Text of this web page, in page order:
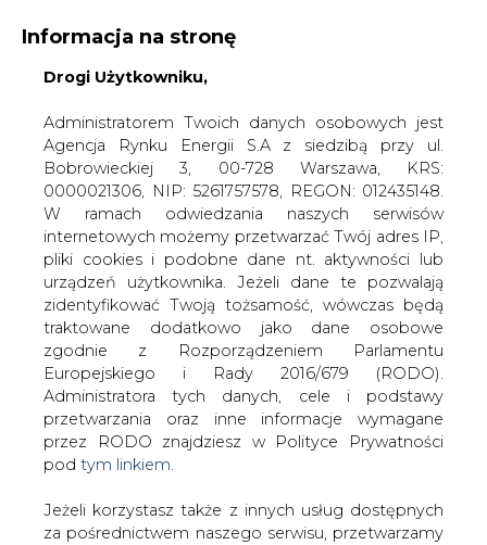
WYDAWCA PORTALU:
WYSOKI KONTRAST
WŁĄCZ CIRE.TV
Informacja na stronę
Drogi Użytkowniku,
Administratorem Twoich danych osobowych jest
Agencja Rynku Energii S.A z siedzibą przy ul.
Bobrowieckiej 3, 00-728 Warszawa, KRS:
0000021306, NIP: 5261757578, REGON: 012435148.
W ramach odwiedzania naszych serwisów
internetowych możemy przetwarzać Twój adres IP,
pliki cookies i podobne dane nt. aktywności lub
urządzeń użytkownika. Jeżeli dane te pozwalają
zidentyfikować Twoją tożsamość, wówczas będą
traktowane dodatkowo jako dane osobowe
zgodnie z Rozporządzeniem Parlamentu
Europejskiego i Rady 2016/679 (RODO).
Administratora tych danych, cele i podstawy
przetwarzania oraz inne informacje wymagane
przez RODO znajdziesz w Polityce Prywatności
pod tym linkiem.
Jeżeli korzystasz także z innych usług dostępnych
za pośrednictwem naszego serwisu, przetwarzamy
Strona główna / RYNEK GAZU / Bruksela walczy o gaz z
Turkmenistanu